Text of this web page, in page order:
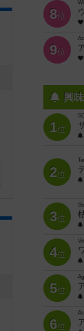
8位
9位
興
1位
2位
3位
4位
5位
6位